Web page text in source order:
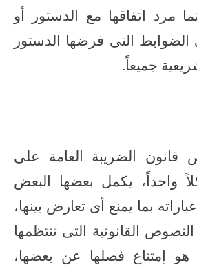
مرد اتفاقها مع الدستور أو
الضوابط التى فرضها الدستور
جميعاً.
الضريبة العامة على
كلاً واحداً، يكمل بعضها البعض
بما يمنع أى تعارض بينها،
القانونية التى تنتظمها
إمتناع فصلها عن بعضها،